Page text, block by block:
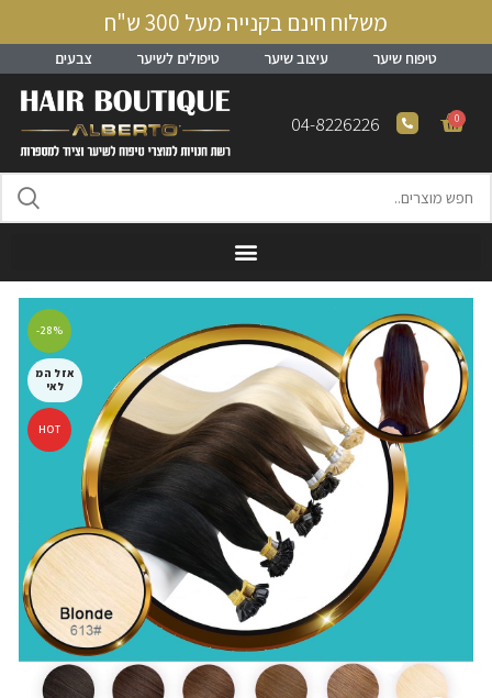
משלוח חינם בקנייה מעל 300 ש"ח
טיפוח שיער עיצוב שיער טיפולים לשיער צבעים
0
04-8226226
-28%
אזל המ
לאי
HOT